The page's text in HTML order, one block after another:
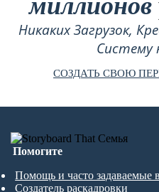
Никаких Загрузок,
Систему
СОЗДАТЬ СВОЮ
Помогите
Помощь и часто задаваемые
Создатель раскадровки